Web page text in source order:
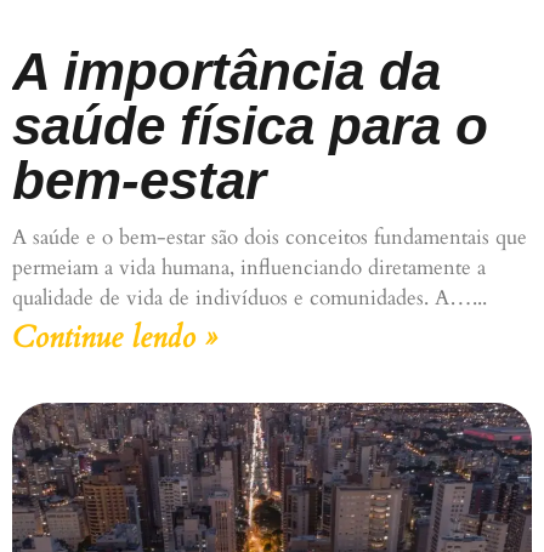
A importância da
saúde física para o
bem-estar
A saúde e o bem-estar são dois conceitos fundamentais que
permeiam a vida humana, influenciando diretamente a
qualidade de vida de indivíduos e comunidades. A…
Continue lendo »